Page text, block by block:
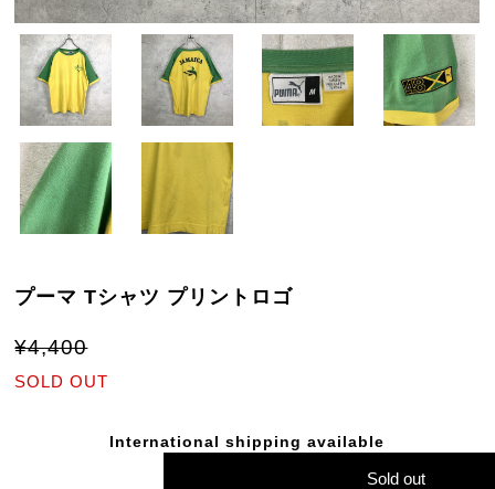
プーマ Tシャツ プリントロゴ
¥4,400
SOLD OUT
International shipping available
Sold out